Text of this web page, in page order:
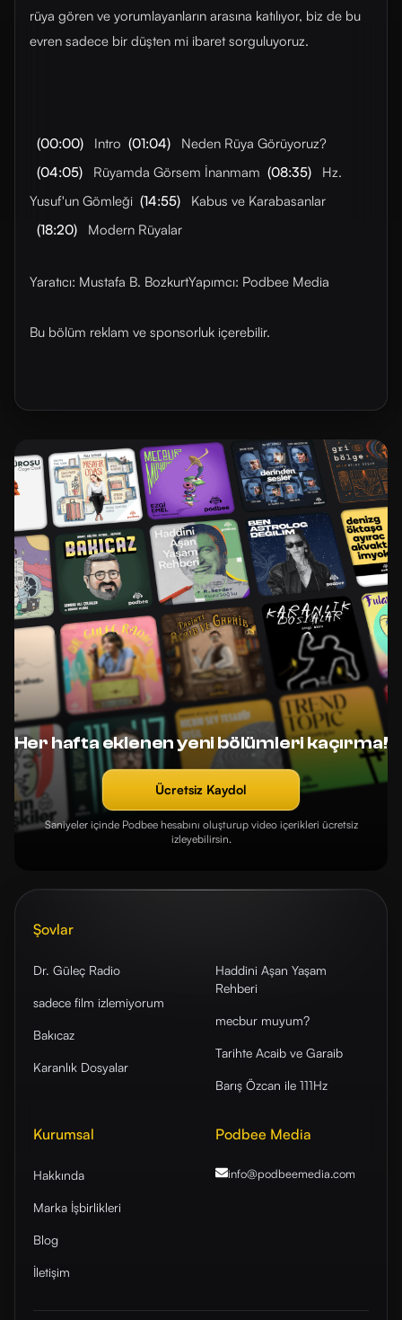
rüya gören ve yorumlayanların arasına katılıyor, biz de bu
evren sadece bir düşten mi ibaret sorguluyoruz.
(00:00) Intro (01:04)
Neden Rüya Görüyoruz?
(04:05)
Rüyamda Görsem İnanmam (08:35)
Hz.
Yusuf'un Gömleği (14:55)
Kabus ve Karabasanlar
(18:20)
Modern Rüyalar
Yaratıcı: Mustafa B. BozkurtYapımcı: Podbee Media
Bu bölüm reklam ve sponsorluk içerebilir.
Her hafta eklenen yeni bölümleri kaçırma!
Ücretsiz Kaydol
Saniyeler içinde Podbee hesabını oluşturup video içerikleri ücretsiz
izleyebilirsin.
Şovlar
Dr. Güleç Radio
sadece film izlemiyorum
Bakıcaz
Karanlık Dosyalar
Haddini Aşan Yaşam
Rehberi
mecbur muyum?
Tarihte Acaib ve Garaib
Barış Özcan ile 111Hz
Kurumsal
Hakkında
Marka İşbirlikleri
Blog
İletişim
Podbee Media
info@podbeemedia.com